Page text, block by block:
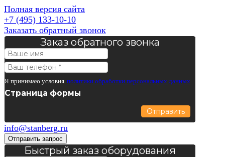
Полная версия сайта
+7 (495) 133-10-10
Заказать обратный звонок
Заказ обратного звонка
Я принимаю условия политики обработки персональных данных
Страница формы
Отправить
info@stanberg.ru
Отправить запрос
Быстрый заказ оборудования